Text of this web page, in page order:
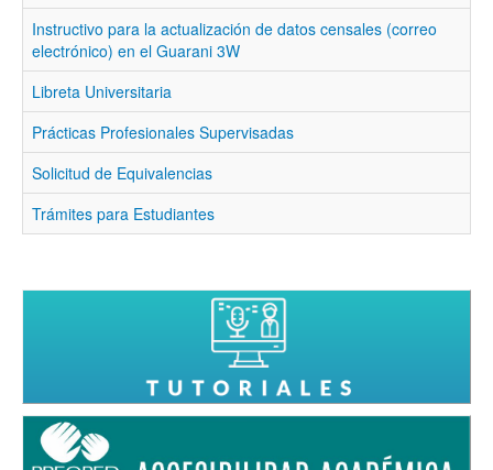
Instructivo para la actualización de datos censales (correo
electrónico) en el Guarani 3W
Libreta Universitaria
Prácticas Profesionales Supervisadas
Solicitud de Equivalencias
Trámites para Estudiantes